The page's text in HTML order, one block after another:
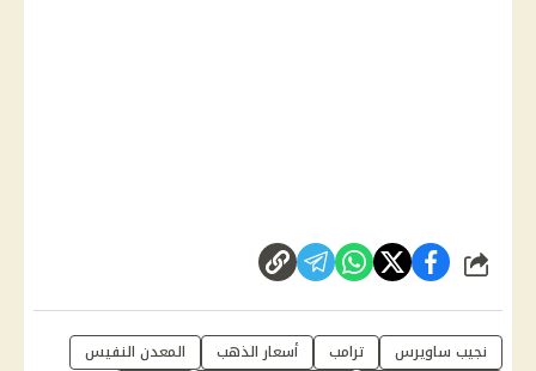
شارك
نجيب ساويرس ترامب أسعار الذهب
المعدن النفيس